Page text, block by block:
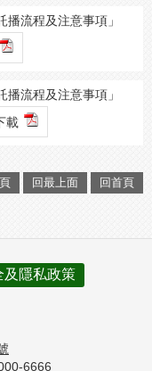
流程及注意事項」
流程及注意事項」
載
回最上面 回首頁
及隱私政策
6666